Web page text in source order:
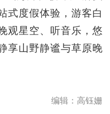
式度假体验，游客白
观星空、听音乐，悠
享山野静谧与草原晚
编辑：高钰姗